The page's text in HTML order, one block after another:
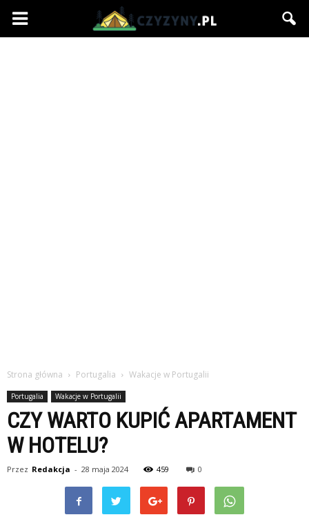
Czyzyny.pl
Strona główna Portugalia Wakacje w Portugalii
Portugalia Wakacje w Portugalii
CZY WARTO KUPIĆ APARTAMENT
W HOTELU?
Przez Redakcja - 28 maja 2024 459 0